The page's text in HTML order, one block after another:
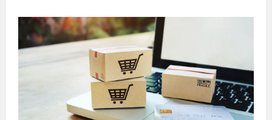
16:44 Nevşin Mengü, Kemal Kılıçdaroğlu’nun adaylık
çıkışını yorumladı
Endonezya’da futbol maçında izdiham: 125